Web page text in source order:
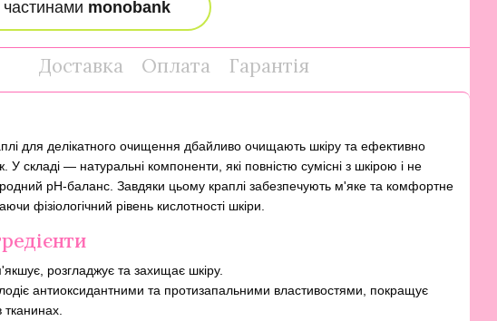
Доставка Оплата
Гарантія
для делікатного очищення дбайливо очищають шкіру та ефективно
У складі — натуральні компоненти, які повністю сумісні з шкірою і не
pH-баланс. Завдяки цьому краплі забезпечують м'яке та комфортне
фізіологічний рівень кислотності шкіри.
розгладжує та захищає шкіру.
антиоксидантними та протизапальними властивостями, покращує
тканинах.